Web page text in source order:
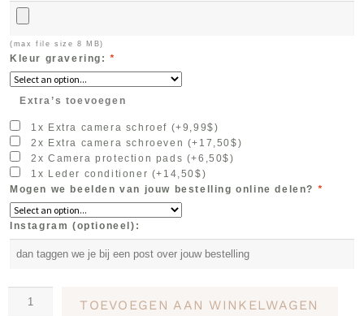
(max file size 8 MB)
Kleur gravering:*
Extra’s toevoegen
1x Extra camera schroef (+9,99$)
2x Extra camera schroeven (+ 17,50$)
2x Camera protection pads (+6,50$)
1x Leder conditioner (+ 14,50$)
Mogen we beelden van jouw bestelling online delen? *
Instagram (optioneel):
TOEVOEGEN AAN WINKELWAGEN